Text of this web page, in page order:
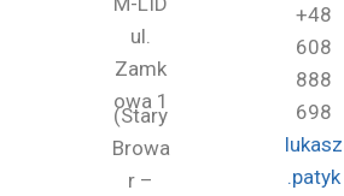
ul.
Zamk
owa 1
(Stary
Browa
r –
+48
608
888
698
lukasz
.patyk